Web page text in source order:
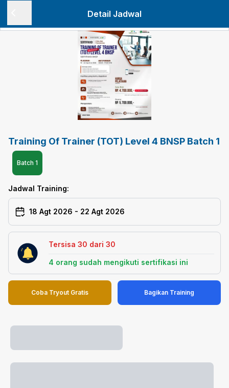
Detail Jadwal
Training Of Trainer (TOT) Level 4 BNSP Batch 1
Batch 1
Jadwal Training:
18 Agt 2026 - 22 Agt 2026
Tersisa30 dari30
4 orang sudah mengikuti sertifikasi ini
Coba Tryout Gratis Bagikan Training